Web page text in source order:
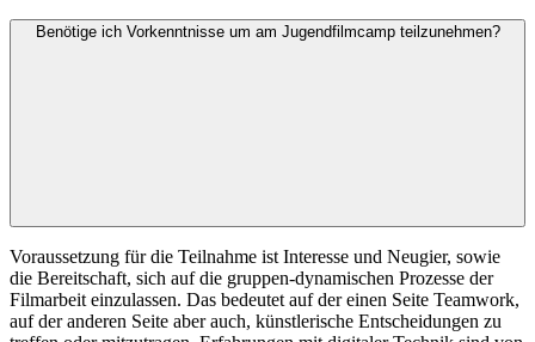
Benötige ich Vorkenntnisse um am Jugendfilmcamp teilzunehmen?
Voraussetzung für die Teilnahme ist Interesse und Neugier, sowie
die Bereitschaft, sich auf die gruppen-dynamischen Prozesse der
Filmarbeit einzulassen. Das bedeutet auf der einen Seite Teamwork,
auf der anderen Seite aber auch, künstlerische Entscheidungen zu